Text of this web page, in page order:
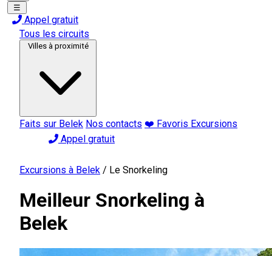
☰
Appel gratuit
Tous les circuits
Villes à proximité
Faits sur Belek Nos contacts ❤️ Favoris Excursions
Appel gratuit
Excursions à Belek / Le Snorkeling
Meilleur Snorkeling à
Belek